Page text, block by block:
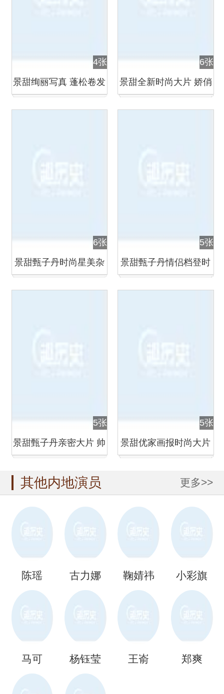
4张
景甜绚丽写真 蓬松卷发
6张
景甜全新时尚大片 娇俏
6张
景甜甄子丹时尚星美杂
5张
景甜甄子丹情侣档登时
5张
景甜甄子丹亲密大片 帅
5张
景甜优家画报时尚大片
其他内地演员 更多>>
陈瑶 古力娜 鞠婧祎 小彩旗
马可 杨钰莹 王嵛 郑爽